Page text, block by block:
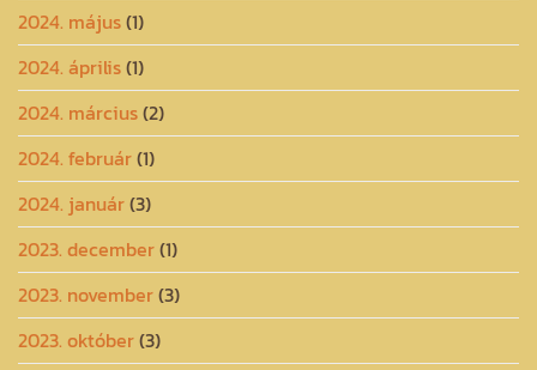
2024. május(1)
2024. április(1)
2024. március(2)
2024. február(1)
2024. január(3)
2023. december(1)
2023. november(3)
2023. október(3)